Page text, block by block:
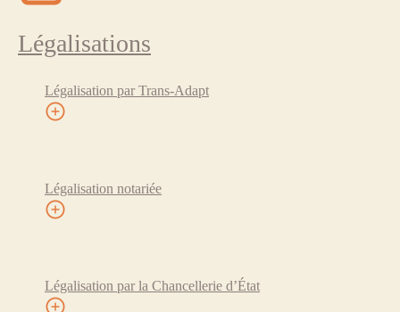
Légalisations
Légalisation par Trans-Adapt
Légalisation notariée
Légalisation par la Chancellerie d’État